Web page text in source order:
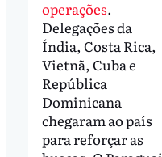
operações.
Delegações da
Índia, Costa Rica,
Vietnã, Cuba e
República
Dominicana
chegaram ao país
para reforçar as